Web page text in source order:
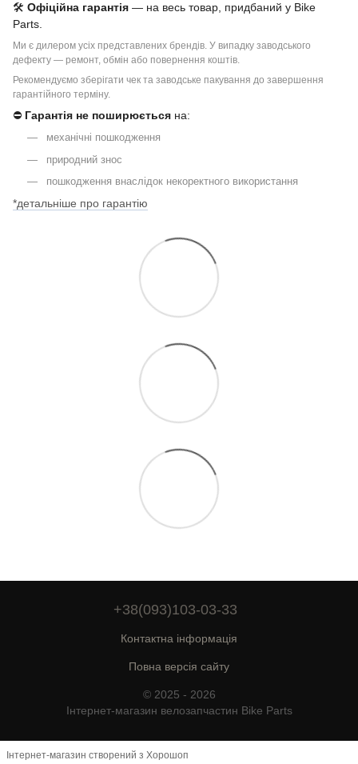
🛠 Офіційна гарантія — на весь товар, придбаний у Bike
Parts.
Ми є дилером усіх представлених брендів. У випадку заводського
дефекту — ремонт, обмін або повернення коштів.
Рекомендуємо зберігати чек та заводське пакування до завершення
гарантійного терміну.
⛔ Гарантія не поширюється на:
механічні пошкодження
природний знос
пошкодження внаслідок некоректного використання
*детальніше про гарантію
+38(093)103-03-33
Контактна інформація
Повна версія сайту
© 2025 - 2026
Інтернет-магазин велозапчастин Bike Parts
Інтернет-магазин створений з Хорошоп